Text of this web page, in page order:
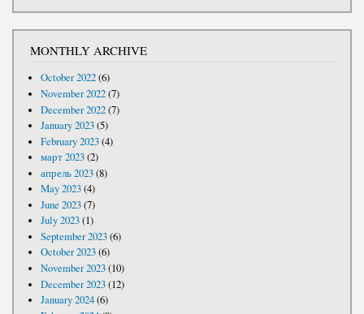
MONTHLY ARCHIVE
October 2022(6)
November 2022(7)
December 2022(7)
January 2023(5)
February 2023(4)
март 2023(2)
апрель 2023(8)
May 2023(4)
June 2023(7)
July 2023(1)
September 2023(6)
October 2023(6)
November 2023(10)
December 2023(12)
January 2024(6)